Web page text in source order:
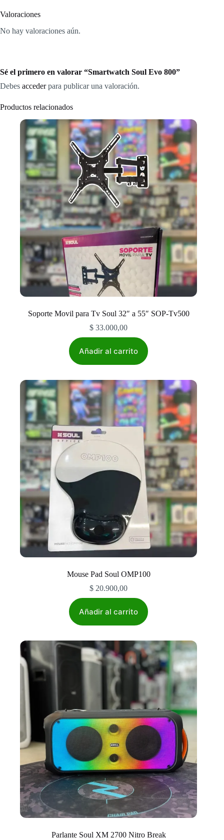
Valoraciones
No hay valoraciones aún.
Sé el primero en valorar “Smartwatch Soul Evo 800”
Debes accederpara publicar una valoración.
Productos relacionados
Soporte Movil para Tv Soul 32″ a 55″ SOP-Tv500
$ 33.000,00
Añadir al carrito
Mouse Pad Soul OMP100
$ 20.900,00
Añadir al carrito
Parlante Soul XM 2700 Nitro Break